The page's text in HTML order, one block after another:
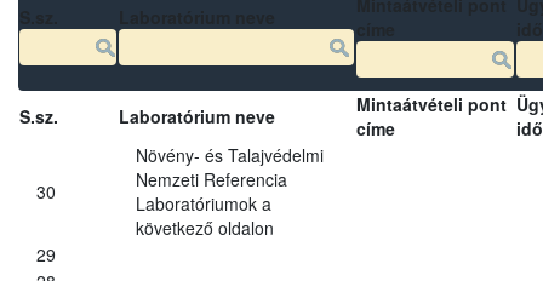
S.sz. Laboratórium neve
Mintaátvételi pont
címe
idő
30
Növény- és Talajvédelmi
Nemzeti Referencia
Laboratóriumok a
következő oldalon
29